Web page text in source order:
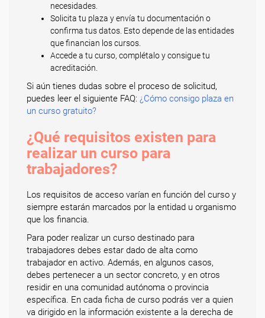
necesidades.
Solicita tu plaza y envía tu documentación o
confirma tus datos. Esto depende de las entidades
que financian los cursos.
Accede a tu curso, complétalo y consigue tu
acreditación.
Si aún tienes dudas sobre el proceso de solicitud,
puedes leer el siguiente FAQ: ¿Cómo consigo plaza en
un curso gratuito?
¿Qué requisitos existen para
realizar un curso para
trabajadores?
Los requisitos de acceso varían en función del curso y
siempre estarán marcados por la entidad u organismo
que los financia.
Para poder realizar un curso destinado para
trabajadores debes estar dado de alta como
trabajador en activo. Además, en algunos casos,
debes pertenecer a un sector concreto, y en otros
residir en una comunidad autónoma o provincia
específica. En cada ficha de curso podrás ver a quien
va dirigido en la información existente a la derecha de